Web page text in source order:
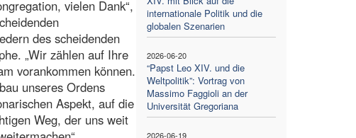
internationale Politik und die
globalen Szenarien
2026-06-20
“Papst Leo XIV. und die
Weltpolitik”: Vortrag von
Massimo Faggioli an der
Universität Gregoriana
2026-06-19
vielen Dank“,
des scheidenden
„Wir zählen auf Ihre
vorankommen können.
unseres Ordens
Aspekt, auf die
Weg, der uns weit